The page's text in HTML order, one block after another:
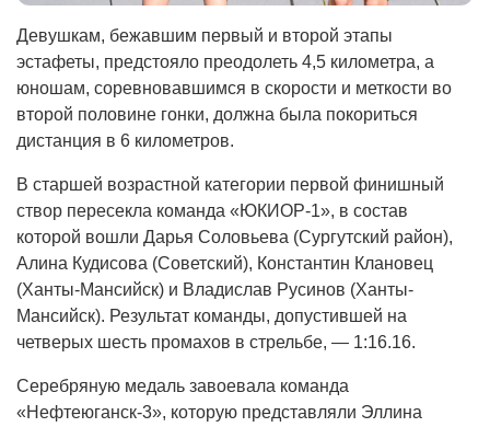
Девушкам, бежавшим первый и второй этапы
эстафеты, предстояло преодолеть 4,5 километра, а
юношам, соревновавшимся в скорости и меткости во
второй половине гонки, должна была покориться
дистанция в 6 километров.
В старшей возрастной категории первой финишный
створ пересекла команда «ЮКИОР-1», в состав
которой вошли Дарья Соловьева (Сургутский район),
Алина Кудисова (Советский), Константин Клановец
(Ханты-Мансийск) и Владислав Русинов (Ханты-
Мансийск). Результат команды, допустившей на
четверых шесть промахов в стрельбе, — 1:16.16.
Серебряную медаль завоевала команда
«Нефтеюганск-3», которую представляли Эллина